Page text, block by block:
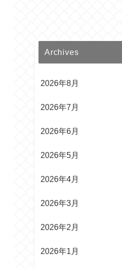
Archives
2026年8月
2026年7月
2026年6月
2026年5月
2026年4月
2026年3月
2026年2月
2026年1月